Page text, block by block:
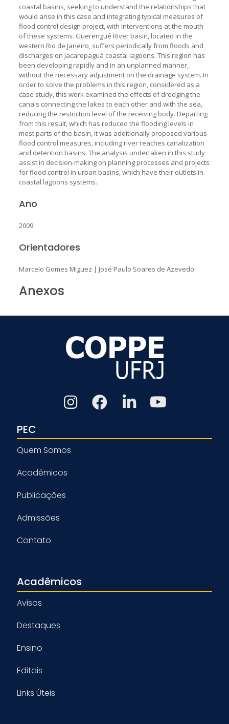
coastal basins, seeking to understand the relationships that
would arise in this case and integrating typical measures of
flood control design project, with interventions at the mouth
of these systems. Guerenguê River basin, located in the
western Rio de Janeiro, suffers periodically from floods and
discharges on Jacarepaguá coastal lagoons. This region has
been developing rapidly and in an unplanned manner,
without the necessary adjustment on the drainage system. In
order to solve the problems in this region, considered as a
case study, this work examined the effects of dredging the
canals connecting the lakes to each other and with the sea,
reducing the restriction level of the receiving body. Departing
from this result, which has reduced the flooding levels in
most parts of the basin, it was additionally proposed various
flood control measures, including river reaches canalization
and detention basins. The analysis undertaken in this study
assist in decision-making on planning processes and projects
for flood control in urban basins, which have their outlets in
coastal lagoons systems.
Ano
2009
Orientadores
Marcelo Gomes Miguez | José Paulo Soares de Azevedo
Anexos
PEC
Quem Somos
Acadêmicos
Publicações
Admissões
Contato
Acadêmicos
Avisos
Destaques
Ensino
Editais
Links Úteis